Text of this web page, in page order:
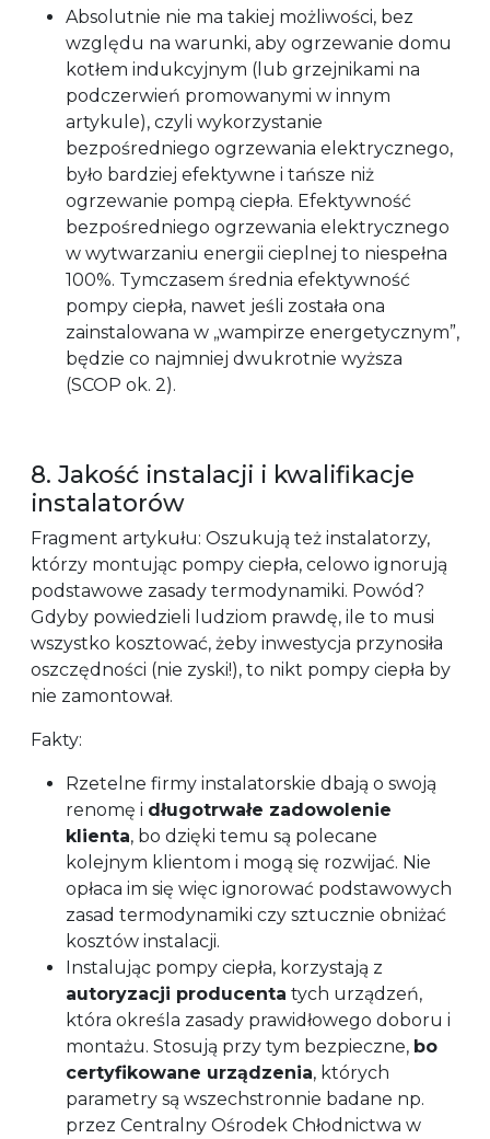
Absolutnie nie ma takiej możliwości, bez
względu na warunki, aby ogrzewanie domu
kotłem indukcyjnym (lub grzejnikami na
podczerwień promowanymi w innym
artykule), czyli wykorzystanie
bezpośredniego ogrzewania elektrycznego,
było bardziej efektywne i tańsze niż
ogrzewanie pompą ciepła. Efektywność
bezpośredniego ogrzewania elektrycznego
w wytwarzaniu energii cieplnej to niespełna
100%. Tymczasem średnia efektywność
pompy ciepła, nawet jeśli została ona
zainstalowana w „wampirze energetycznym”,
będzie co najmniej dwukrotnie wyższa
(SCOP ok. 2).
8. Jakość instalacji i kwalifikacje
instalatorów
Fragment artykułu: Oszukują też instalatorzy,
którzy montując pompy ciepła, celowo ignorują
podstawowe zasady termodynamiki. Powód?
Gdyby powiedzieli ludziom prawdę, ile to musi
wszystko kosztować, żeby inwestycja przynosiła
oszczędności (nie zyski!), to nikt pompy ciepła by
nie zamontował.
Fakty:
Rzetelne firmy instalatorskie dbają o swoją
renomę i długotrwałe zadowolenie
klienta, bo dzięki temu są polecane
kolejnym klientom i mogą się rozwijać. Nie
opłaca im się więc ignorować podstawowych
zasad termodynamiki czy sztucznie obniżać
kosztów instalacji.
Instalując pompy ciepła, korzystają z
autoryzacji producenta tych urządzeń,
która określa zasady prawidłowego doboru i
montażu. Stosują przy tym bezpieczne, bo
certyfikowane urządzenia, których
parametry są wszechstronnie badane np.
przez Centralny Ośrodek Chłodnictwa w